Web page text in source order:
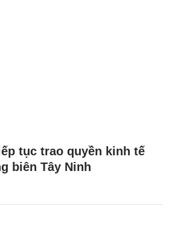
tục trao quyền kinh tế
biên Tây Ninh